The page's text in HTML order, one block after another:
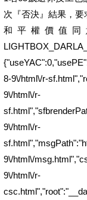
次『否決』結果，
和平權價值
8-9\/html\/r-
9\/html\/r-
9\/html\/r-
9\/html\/
9\/html\/r-